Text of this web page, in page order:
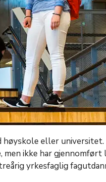
eller universitet.
ikke har
yrkesfaglig